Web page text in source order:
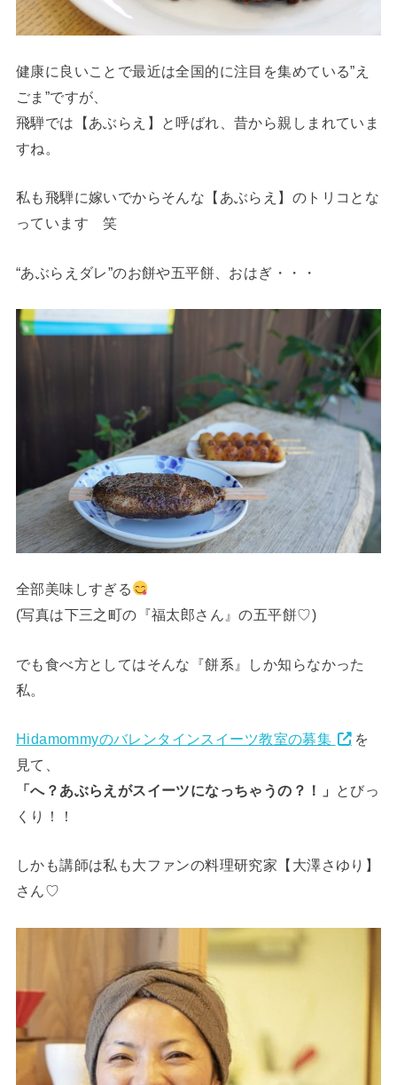
健康に良いことで最近は全国的に注目を集めている”え
ごま”ですが、
飛騨では【あぶらえ】と呼ばれ、昔から親しまれていま
すね。
私も飛騨に嫁いでからそんな【あぶらえ】のトリコとな
っています 笑
“あぶらえダレ”のお餅や五平餅、おはぎ・・・
全部美味しすぎる
(写真は下三之町の『福太郎さん』の五平餅♡)
でも食べ方としてはそんな『餅系』しか知らなかった
私。
Hidamommyのバレンタインスイーツ教室の募集
を
見て、
「へ？あぶらえがスイーツになっちゃうの？！」
とびっ
くり！！
しかも講師は私も大ファンの料理研究家【大澤さゆり】
さん♡